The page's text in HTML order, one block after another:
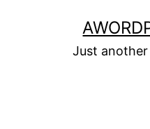
Just another